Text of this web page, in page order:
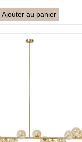
Ajouter au panier